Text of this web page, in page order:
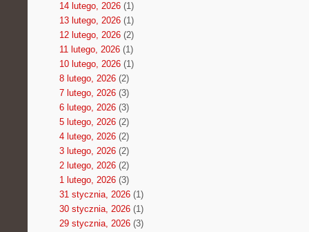
14 lutego, 2026(1)
13 lutego, 2026(1)
12 lutego, 2026(2)
11 lutego, 2026(1)
10 lutego, 2026(1)
8 lutego, 2026(2)
7 lutego, 2026(3)
6 lutego, 2026(3)
5 lutego, 2026(2)
4 lutego, 2026(2)
3 lutego, 2026(2)
2 lutego, 2026(2)
1 lutego, 2026(3)
31 stycznia, 2026(1)
30 stycznia, 2026(1)
29 stycznia, 2026(3)